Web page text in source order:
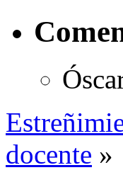
docente »